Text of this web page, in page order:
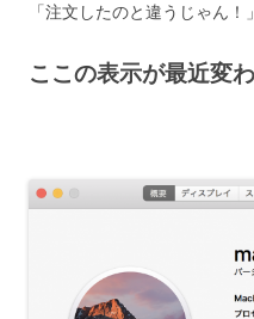
「注文したのと違うじゃん！
ここの表示が最近変